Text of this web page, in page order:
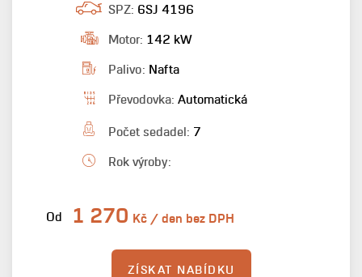
SPZ: 6SJ 4196
Motor: 142 kW
Palivo: Nafta
Převodovka: Automatická
Počet sedadel: 7
Rok výroby:
Od 1 270 Kč / den bez DPH
ZÍSKAT NABÍDKU